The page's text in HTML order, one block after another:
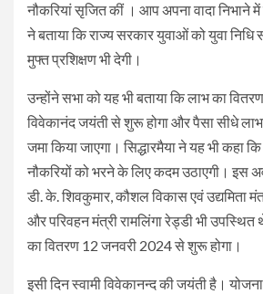
नौकरियां सृजित कीं । आप अपना वादा निभाने
ने बताया कि राज्य सरकार युवाओं को युवा
मुफ्त प्रशिक्षण भी देगी।
उन्होंने सभा को यह भी बताया कि लाभ का
विवेकानंद जयंती से शुरू होगा और पैसा सीधे
जमा किया जाएगा। सिद्धारमैया ने यह भी कहा
नौकरियों को भरने के लिए कदम उठाएगी। इस
डी. के. शिवकुमार, कौशल विकास एवं उद्यमिता
और परिवहन मंत्री रामलिंगा रेड्डी भी
का वितरण 12 जनवरी 2024 से शुरू होगा।
इसी दिन स्वामी विवेकानन्द की जयंती है।